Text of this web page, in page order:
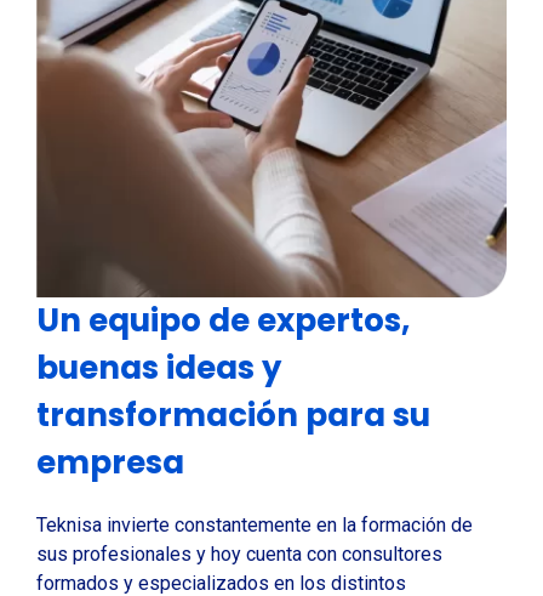
Un equipo de expertos,
buenas ideas y
transformación para su
empresa
Teknisa invierte constantemente en la formación de
sus profesionales y hoy cuenta con consultores
formados y especializados en los distintos